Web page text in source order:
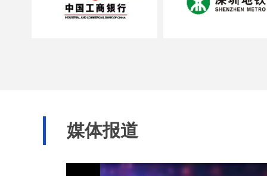
率先荣登中央电视
务机构。
媒体报道